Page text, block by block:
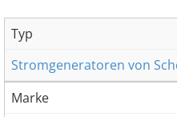
Typ
Stromgeneratoren von
Marke